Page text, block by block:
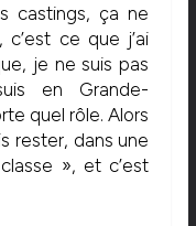
castings, ça ne
ce que j’ai
je ne suis pas
en Grande-
quel rôle. Alors
rester, dans une
», et c’est